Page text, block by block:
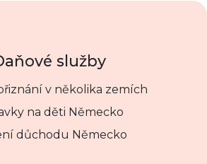
služby
v několika zemích
na děti Německo
důchodu Německo